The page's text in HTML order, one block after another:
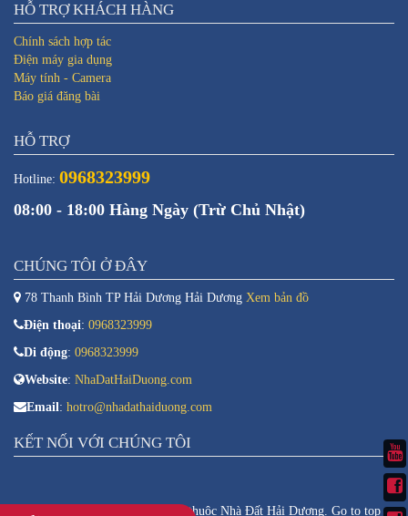
HỖ TRỢ KHÁCH HÀNG
Chính sách hợp tác
Điện máy gia dụng
Máy tính - Camera
Báo giá đăng bài
HỖ TRỢ
Hotline: 0968323999
08:00 - 18:00 Hàng Ngày (Trừ Chủ Nhật)
CHÚNG TÔI Ở ĐÂY
78 Thanh Bình TP Hải Dương Hải Dương Xem bản đồ
Điện thoại: 0968323999
Di động: 0968323999
Website: NhaDatHaiDuong.com
Email: hotro@nhadathaiduong.com
KẾT NỐI VỚI CHÚNG TÔI
Copyright © 2026. Bản quyền thuộc Nhà Đất Hải Dương. Go to top